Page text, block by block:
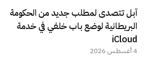
آبل تتصدى لمطلب جديد من الحكومة
البريطانية لوضع باب خلفي في خدمة
iCloud
4 أغسطس 2026